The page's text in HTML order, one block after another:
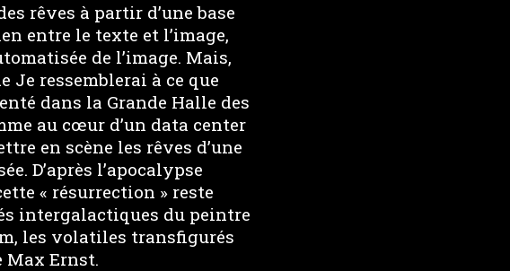
rêves à partir d’une base
entre le texte et l’image,
de l’image. Mais,
Je ressemblerai à ce que
dans la Grande Halle des
au cœur d’un data center
en scène les rêves d’une
D’après l’apocalypse
« résurrection » reste
intergalactiques du peintre
les volatiles transfigurés
Max Ernst.